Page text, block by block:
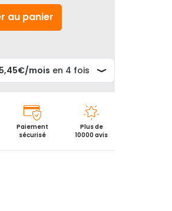
au panier
Paiement
sécurisé
Plus de
10000 avis